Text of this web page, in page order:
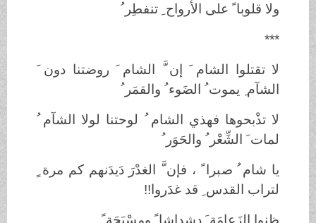
ولا قلوبا ً على الأرواح ِ تنفطِر ُ
***
لا تقتلوا الشام َ إن َّ الشام َ روضتنا دون َ
الشآم ِ يموت ُ الضَوء ُ والقمَر ُ
لا تذْبحوها فهذي الشام ُ لوحتنا لولا الشآم ُ
لمات َ الشِّعْر ُ والحَوَر ُ
يا شام ُ صبرا ً ، فإن َّ الغدْرَ دَيدَنهم كم مرة ٍ
لتراب القدس ِ قد غدَروا !!
ظنوا الزَعامَة َ دشداشا ً ومسْبَحَة ً